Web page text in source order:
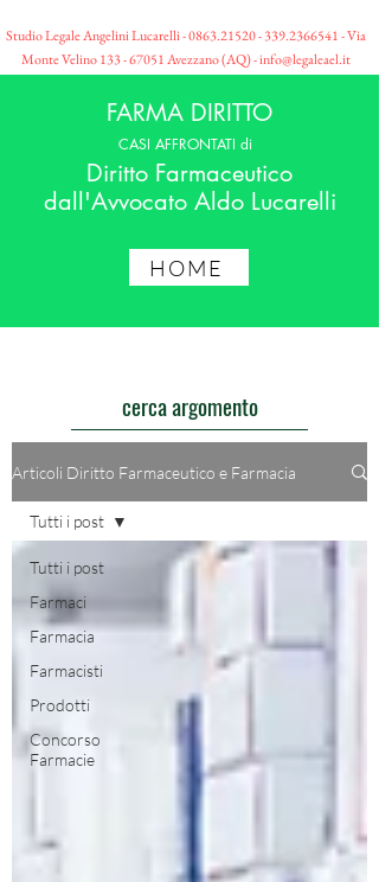
Studio Legale Angelini Lucarelli -0863.21520 - 339.2366541 - Via
Monte Velino133 - 67051Avezzano (AQ) -info@legaleael.it
FARMA DIRITTO
CASI AFFRONTATI di
Diritto Farmaceutico
dall'Avvocato Aldo Lucarelli
HOME
cerca argomento
Articoli Diritto Farmaceutico e Farmacia
Tutti i post
Farmaci
Farmacia
Farmacisti
Prodotti
Concorso
Farmacie
Tutti i post